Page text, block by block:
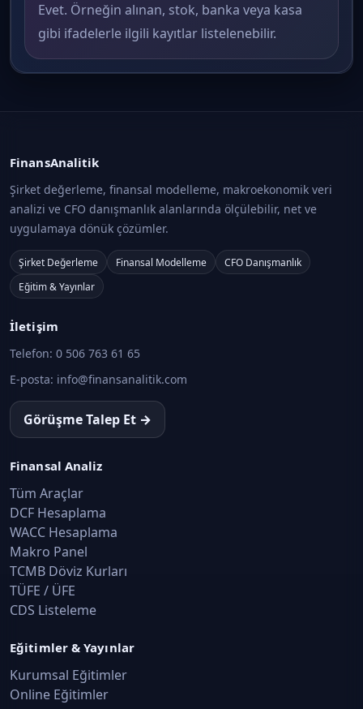
Evet. Örneğin alınan, stok, banka veya kasa
gibi ifadelerle ilgili kayıtlar listelenebilir.
FinansAnalitik
Şirket değerleme, finansal modelleme, makroekonomik veri
analizi ve CFO danışmanlık alanlarında ölçülebilir, net ve
uygulamaya dönük çözümler.
Şirket Değerleme Finansal Modelleme
CFO Danışmanlık
Eğitim & Yayınlar
İletişim
Telefon: 0 506 763 61 65
E-posta: info@finansanalitik.com
Görüşme Talep Et →
Finansal Analiz
Tüm Araçlar
DCF Hesaplama
WACC Hesaplama
Makro Panel
TCMB Döviz Kurları
TÜFE / ÜFE
CDS Listeleme
Eğitimler & Yayınlar
Kurumsal Eğitimler
Online Eğitimler